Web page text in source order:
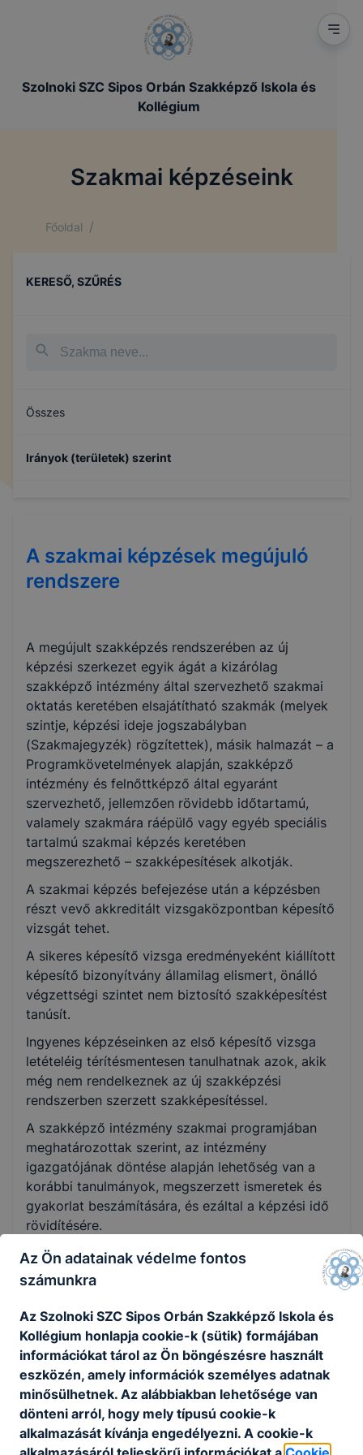
Szolnoki SZC Sipos Orbán Szakképző Iskola és
Kollégium
Szakmai képzéseink
Főoldal /
KERESŐ, SZŰRÉS
Összes
Irányok (területek) szerint
Általános műszaki (mérnöki) képzés
Több tudományterületet átfogó programok a
mezőgazdaság és az állatorvosi tudományok főirány
túlsúlyával
Személyi szolgáltatások
A szakmai képzések megújuló
rendszere
A megújult szakképzés rendszerében az új
képzési szerkezet egyik ágát a kizárólag
szakképző intézmény által szervezhető szakmai
oktatás keretében elsajátítható szakmák (melyek
szintje, képzési ideje jogszabályban
(Szakmajegyzék) rögzítettek), másik halmazát – a
Programkövetelmények alapján, szakképző
intézmény és felnőttképző által egyaránt
szervezhető, jellemzően rövidebb időtartamú,
valamely szakmára ráépülő vagy egyéb speciális
tartalmú szakmai képzés keretében
megszerezhető – szakképesítések alkotják.
A szakmai képzés befejezése után a képzésben
részt vevő akkreditált vizsgaközpontban képesítő
vizsgát tehet.
A sikeres képesítő vizsga eredményeként kiállított
képesítő bizonyítvány államilag elismert, önálló
végzettségi szintet nem biztosító szakképesítést
tanúsít.
Ingyenes képzéseinken az első képesítő vizsga
letételéig térítésmentesen tanulhatnak azok, akik
még nem rendelkeznek az új szakképzési
rendszerben szerzett szakképesítéssel.
A szakképző intézmény szakmai programjában
meghatározottak szerint, az intézmény
igazgatójának döntése alapján lehetőség van a
korábbi tanulmányok, megszerzett ismeretek és
gyakorlat beszámítására, és ezáltal a képzési idő
rövidítésére.
Információs és kommunikációs technológiák
Számítógép szerelő munkatárs
Információs és kommunikációs technológiák, m.n.s.
Az Ön adatainak védelme fontos
számunkra
Az Szolnoki SZC Sipos Orbán Szakképző Iskola és
Kollégium honlapja cookie-k (sütik) formájában
információkat tárol az Ön böngészésre használt
eszközén, amely információk személyes adatnak
minősülhetnek. Az alábbiakban lehetősége van
dönteni arról, hogy mely típusú cookie-k
alkalmazását kívánja engedélyezni. A cookie-k